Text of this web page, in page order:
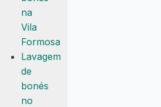
na
Vila
Formosa
Lavagem
de
bonés
no